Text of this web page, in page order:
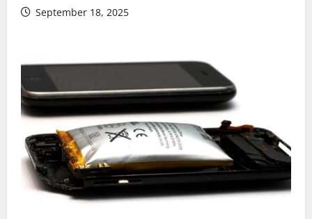
September 18, 2025